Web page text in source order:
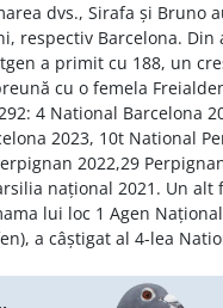
dvs., Sirafa și Bruno
respectiv Barcelona. Din
a primit cu 188, un
cu o femela
4 National Barcelona
2023, 10t National
2022,29
național 2021. Un alt
lui loc 1 Agen
a câștigat al 4-lea